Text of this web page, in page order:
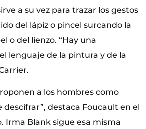
a su vez para trazar los gestos
del lápiz o pincel surcando la
o del lienzo. “Hay una
lenguaje de la pintura y de la
a los hombres como
descifrar”, destaca Foucault en el
Irma Blank sigue esa misma